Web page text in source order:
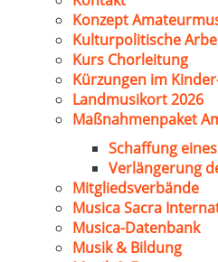
Konzept
Kulturpolitische
Kurs Chorleitung
Kürzungen im
Landmusikort 2026
Maßnahmenpaket
Schaffung
Verlängerung
Mitgliedsverbände
Musica Sacra
Musica-Datenbank
Musik & Bildung